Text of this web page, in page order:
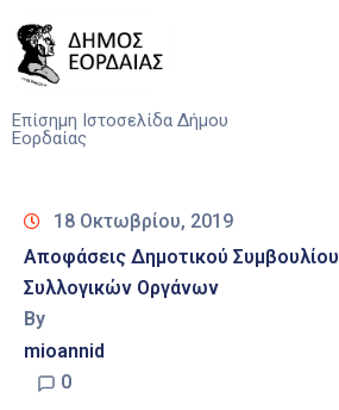
Επίσημη Ιστοσελίδα Δήμου
Εορδαίας
Υπηρεσίες
Του
Δήμου
18 Οκτωβρίου, 2019
Αποφάσεις Δημοτικού Συμβουλίου
Συλλογικών Οργάνων
By
mioannid
0